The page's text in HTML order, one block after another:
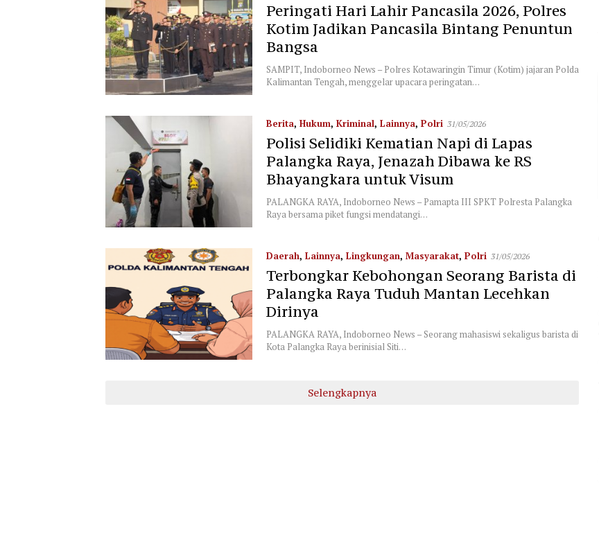
Peringati Hari Lahir Pancasila 2026, Polres
Kotim Jadikan Pancasila Bintang Penuntun
Bangsa
SAMPIT, Indoborneo News – Polres Kotawaringin Timur (Kotim) jajaran Polda
Kalimantan Tengah, menggelar upacara peringatan…
Berita, Hukum, Kriminal, Lainnya, Polri 31/05/2026
Polisi Selidiki Kematian Napi di Lapas
Palangka Raya, Jenazah Dibawa ke RS
Bhayangkara untuk Visum
PALANGKA RAYA, Indoborneo News – Pamapta III SPKT Polresta Palangka
Raya bersama piket fungsi mendatangi…
Daerah, Lainnya, Lingkungan, Masyarakat, Polri 31/05/2026
Terbongkar Kebohongan Seorang Barista di
Palangka Raya Tuduh Mantan Lecehkan
Dirinya
PALANGKA RAYA, Indoborneo News – Seorang mahasiswi sekaligus barista di
Kota Palangka Raya berinisial Siti…
Selengkapnya